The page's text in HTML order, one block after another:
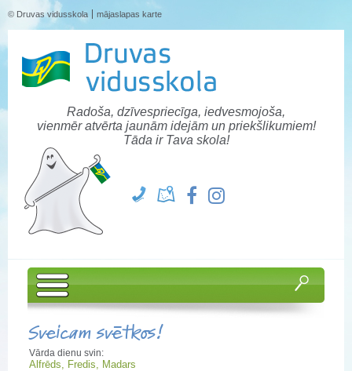
© Druvas vidusskola mājaslapas karte
Radoša, dzīvespriecīga, iedvesmojoša,
vienmēr atvērta jaunām idejām un priekšlikumiem!
Tāda ir Tava skola!
Sveicam svētkos!
Vārda dienu svin:
Alfrēds, Fredis, Madars